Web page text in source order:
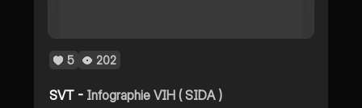
5 202
SVT - Infographie VIH ( SIDA )